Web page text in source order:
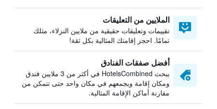
الملايين من التعليقات
تقييمات وتعليقات حقيقية من ملايين النزلاء، مثلك
تمامًا. احجز إقامتك المثالية بكل ثقة!
أفضل صفقات الفنادق
يبحث HotelsCombined في أكثر من 3 ملايين فندق
ومكان إقامة ويجمعهم في مكان واحد حتى تتمكن من
مقارنة أماكن الإقامة المثالية.